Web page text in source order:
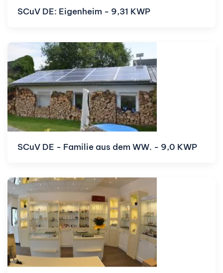
SCuV DE: Eigenheim - 9,31 KWP
SCuV DE - Familie aus dem WW. - 9,0 KWP